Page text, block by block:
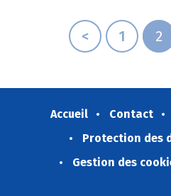
< 1 2
Accueil Contact
Protection des
Gestion des